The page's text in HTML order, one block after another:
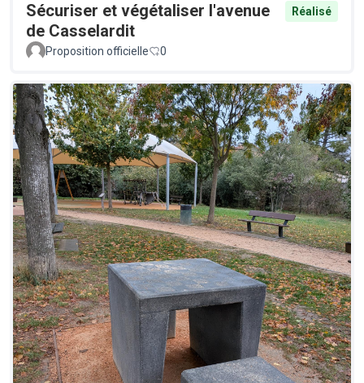
Sécuriser et végétaliser l'avenue
de Casselardit
Réalisé
Proposition officielle 0